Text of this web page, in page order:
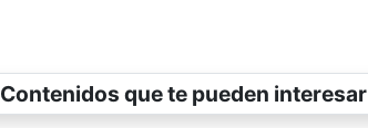
Contenidos que te pueden interesar